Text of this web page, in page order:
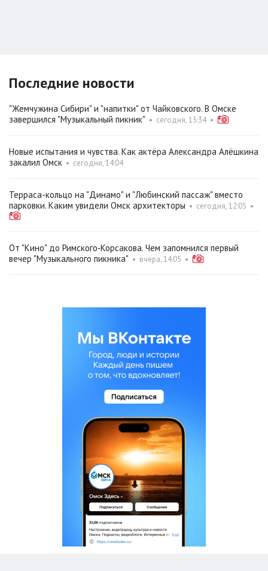
Последние новости
"Жемчужина Сибири" и "напитки" от Чайковского. В Омске
завершился "Музыкальный пикник" • сегодня, 15:34•
Новые испытания и чувства. Как актёра Александра Алёшкина
закалил Омск • сегодня, 14:04
Терраса-кольцо на "Динамо" и "Любинский пассаж" вместо
парковки. Каким увидели Омск архитекторы • сегодня, 12:05 •
От "Кино" до Римского‑Корсакова. Чем запомнился первый
вечер "Музыкального пикника" • вчера, 14:05 •